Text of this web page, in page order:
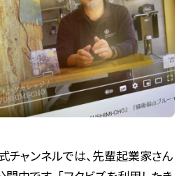
チャンネルでは、先輩起業家さん